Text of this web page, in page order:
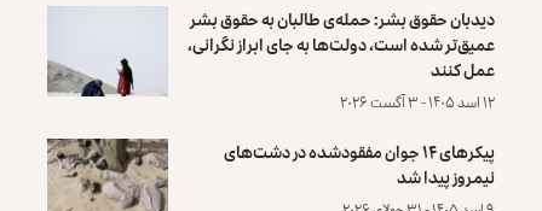
دیدبان حقوق بشر: حمله‌ی طالبان به حقوق بشر
عمیق‌تر شده است، دولت‌ها به جای ابراز نگرانی،
عمل کنند
۱۲ اسد ۱۴۰۵ - ۳ آگست ۲۰۲۶
پیکرهای ۱۴ جوان مفقودشده در دشت‌های
نیمروز پیدا شد